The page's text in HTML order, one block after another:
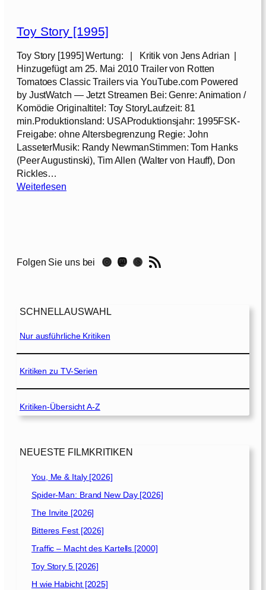
S
o
r
y
2
[
1
9
9
9
Toy Story [1995]
Toy Story [1995] Wertung: | Kritik von Jens Adrian |
Hinzugefügt am 25. Mai 2010 Trailer von Rotten
Tomatoes Classic Trailers via YouTube.com Powered
by JustWatch — Jetzt Streamen Bei: Genre: Animation /
Komödie Originaltitel: Toy StoryLaufzeit: 81
min.Produktionsland: USAProduktionsjahr: 1995FSK-
Freigabe: ohne Altersbegrenzung Regie: John
LasseterMusik: Randy NewmanStimmen: Tom Hanks
(Peer Augustinski), Tim Allen (Walter von Hauff), Don
Rickles…
Weiterlesen:
o
1
9
5
]
Folgen Sie uns bei Instagram Mastodon Threads RSS-Feed
SCHNELLAUSWAHL
Nur ausführliche Kritiken
Kritiken zu TV-Serien
Kritiken-Übersicht A-Z
NEUESTE FILMKRITIKEN
You, Me & Italy [2026]
Spider-Man: Brand New Day [2026]
The Invite [2026]
Bitteres Fest [2026]
Traffic – Macht des Kartells [2000]
Toy Story 5 [2026]
H wie Habicht [2025]